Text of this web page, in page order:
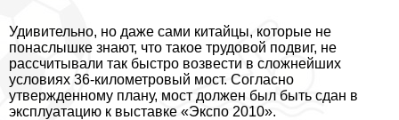
Удивительно, но даже сами китайцы, которые не
понаслышке знают, что такое трудовой подвиг, не
рассчитывали так быстро возвести в сложнейших
условиях 36-километровый мост. Согласно
утвержденному плану, мост должен был быть сдан в
эксплуатацию к выставке «Экспо 2010».